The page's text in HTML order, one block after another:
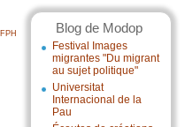
Blog de Modop
Festival Images
migrantes "Du migrant
au sujet politique"
Universitat
Internacional de la
Pau
FPH